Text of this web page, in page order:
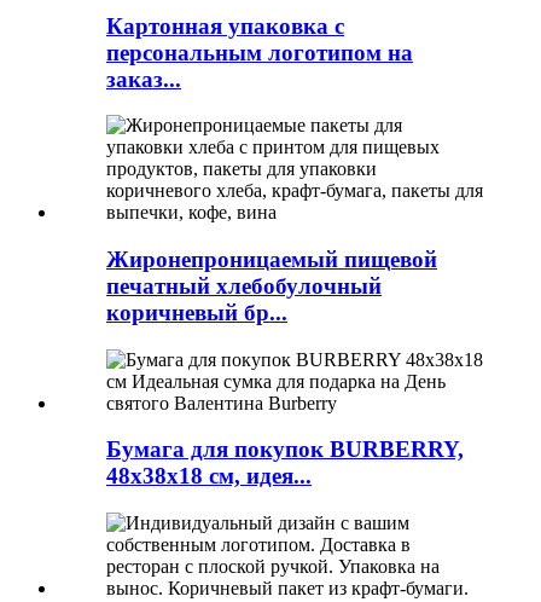
Картонная упаковка с
персональным логотипом на
заказ...
Жиронепроницаемый пищевой
печатный хлебобулочный
коричневый бр...
Бумага для покупок BURBERRY,
48x38x18 см, идея...